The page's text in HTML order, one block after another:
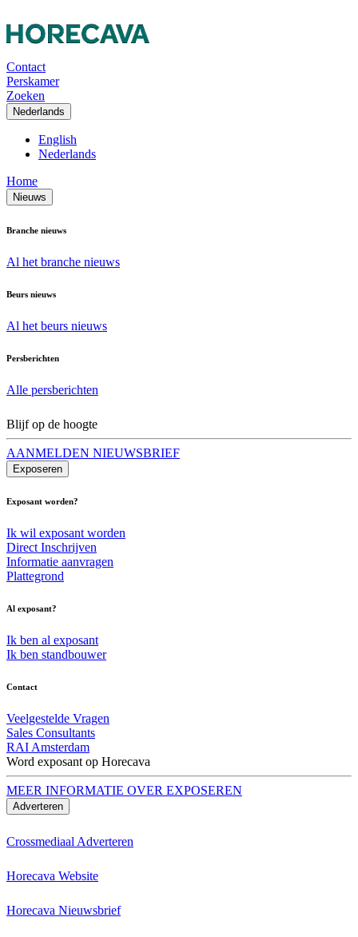
Contact
Perskamer
Zoeken
Nederlands
English
Nederlands
Home
Nieuws
Branche nieuws
Al het branche nieuws
Beurs nieuws
Al het beurs nieuws
Persberichten
Alle persberichten
Blijf op de hoogte
AANMELDEN NIEUWSBRIEF
Exposeren
Exposant worden?
Ik wil exposant worden
Direct Inschrijven
Informatie aanvragen
Plattegrond
Al exposant?
Ik ben al exposant
Ik ben standbouwer
Contact
Veelgestelde Vragen
Sales Consultants
RAI Amsterdam
Word exposant op Horecava
MEER INFORMATIE OVER EXPOSEREN
Adverteren
Crossmediaal Adverteren
Horecava Website
Horecava Nieuwsbrief